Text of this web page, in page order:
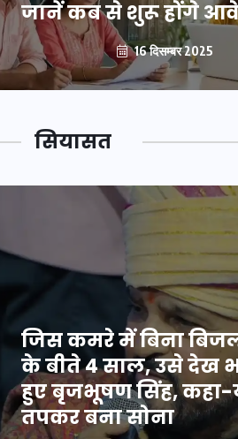
जानें कब से शुरू होंगे
16 दिसम्बर 2025
सियासत
जिस कमरे में बिना
के बीते 4 साल, उसे देख
हुए बृजभूषण सिंह, कहा-
तपकर बना सोना